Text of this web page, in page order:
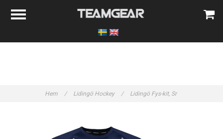
Hem / Lidingö Hockey / Lidingö Fys-kit, Sr